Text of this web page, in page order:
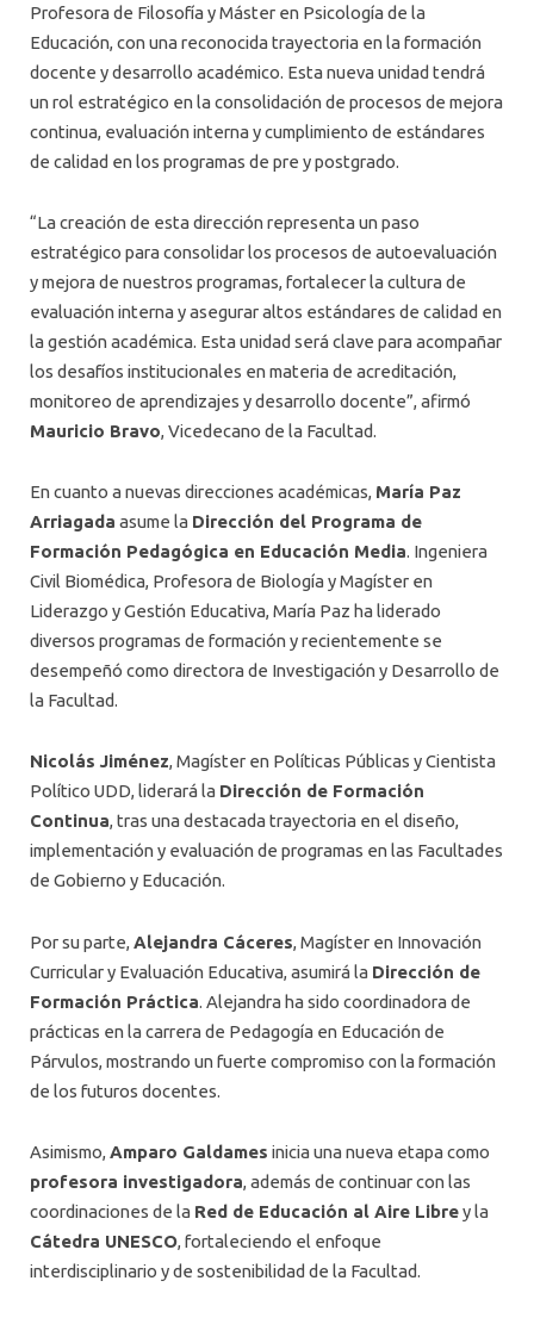
Profesora de Filosofía y Máster en Psicología de la
Educación, con una reconocida trayectoria en la formación
docente y desarrollo académico. Esta nueva unidad tendrá
un rol estratégico en la consolidación de procesos de mejora
continua, evaluación interna y cumplimiento de estándares
de calidad en los programas de pre y postgrado.
“La creación de esta dirección representa un paso
estratégico para consolidar los procesos de autoevaluación
y mejora de nuestros programas, fortalecer la cultura de
evaluación interna y asegurar altos estándares de calidad en
la gestión académica. Esta unidad será clave para acompañar
los desafíos institucionales en materia de acreditación,
monitoreo de aprendizajes y desarrollo docente”, afirmó
Mauricio Bravo, Vicedecano de la Facultad.
En cuanto a nuevas direcciones académicas, María Paz
Arriagada asume la Dirección del Programa de
Formación Pedagógica en Educación Media. Ingeniera
Civil Biomédica, Profesora de Biología y Magíster en
Liderazgo y Gestión Educativa, María Paz ha liderado
diversos programas de formación y recientemente se
desempeñó como directora de Investigación y Desarrollo de
la Facultad.
Nicolás Jiménez, Magíster en Políticas Públicas y Cientista
Político UDD, liderará la Dirección de Formación
Continua, tras una destacada trayectoria en el diseño,
implementación y evaluación de programas en las Facultades
de Gobierno y Educación.
Por su parte, Alejandra Cáceres, Magíster en Innovación
Curricular y Evaluación Educativa, asumirá la Dirección de
Formación Práctica. Alejandra ha sido coordinadora de
prácticas en la carrera de Pedagogía en Educación de
Párvulos, mostrando un fuerte compromiso con la formación
de los futuros docentes.
Asimismo, Amparo Galdames inicia una nueva etapa como
profesora investigadora, además de continuar con las
coordinaciones de la Red de Educación al Aire Librey la
Cátedra UNESCO, fortaleciendo el enfoque
interdisciplinario y de sostenibilidad de la Facultad.